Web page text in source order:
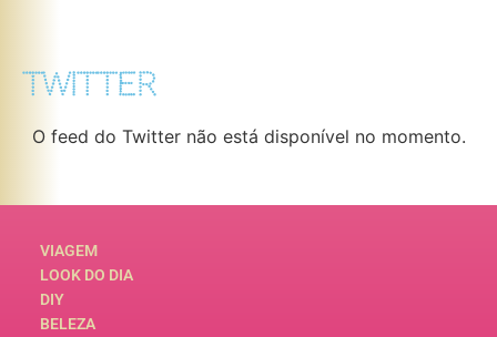
TWITTER
O feed do Twitter não está disponível no momento.
VIAGEM
LOOK DO DIA
DIY
BELEZA